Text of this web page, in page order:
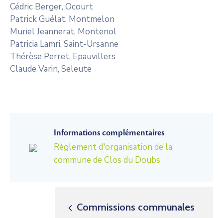
Cédric Berger, Ocourt
Patrick Guélat, Montmelon
Muriel Jeannerat, Montenol
Patricia Lamri, Saint-Ursanne
Thérèse Perret, Epauvillers
Claude Varin, Seleute
Informations complémentaires
Règlement d'organisation de la
commune de Clos du Doubs
Commissions communales